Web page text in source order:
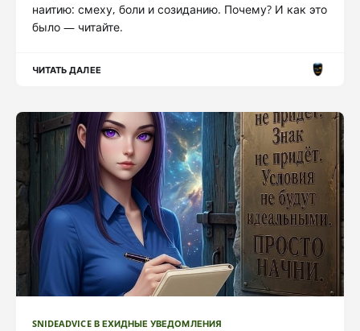
наитию: смеху, боли и созиданию. Почему? И как это
было — читайте.
ЧИТАТЬ ДАЛЕЕ
SNIDEADVICE В ЕХИДНЫЕ УВЕДОМЛЕНИЯ